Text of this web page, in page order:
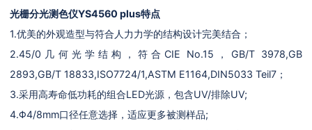
光栅分光测色仪YS4560 plus特点
1.优美的外观造型与符合人力力学的结构设计完美结合；
2.45/0几何光学结构，符合CIE No.15，GB/T 3978,GB
2893,GB/T 18833,ISO7724/1,ASTM E1164,DIN5033 Teil7；
3.采用高寿命低功耗的组合LED光源，包含UV/排除UV;
4.Φ4/8mm口径任意选择，适应更多被测样品;